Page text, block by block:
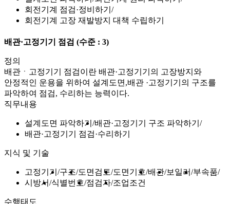
회전기계 점검·정비하기
회전기계 고장 재발방지 대책 수립하기
배관·고정기기 점검 (수준 : 3)
정의
배관ㆍ고정기기 점검이란 배관·고정기기의 고장방지와
안정적인 운용을 위하여 설계도면,배관 ·고정기기의 구조를
파악하여 점검, 수리하는 능력이다.
직무내용
설계도면 파악하기
배관·고정기기 구조 파악하기
배관·고정기기 점검·수리하기
지식 및 기술
고정기기 구조 도면검토 도면기호 배관 보일러 부속품
시방서 식별번호 점검자 조업조건
수행태도